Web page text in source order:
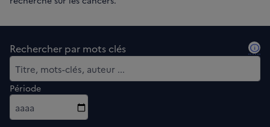
Rechercher par mots clés info
Période